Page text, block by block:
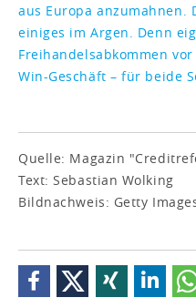
aus Europa anzumahnen.
einiges im Argen. Denn
Freihandelsabkommen
Win-Geschäft – für beide
Quelle: Magazin
Text: Sebastian Wolking
Bildnachweis: Getty